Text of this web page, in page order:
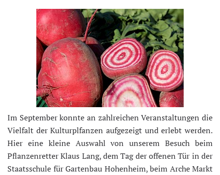
Im September konnte an zahlreichen Veranstaltungen die
Vielfalt der Kulturplfanzen aufgezeigt und erlebt werden.
Hier eine kleine Auswahl von unserem Besuch beim
Pflanzenretter Klaus Lang, dem Tag der offenen Tür in der
Staatsschule für Gartenbau Hohenheim, beim Arche Markt